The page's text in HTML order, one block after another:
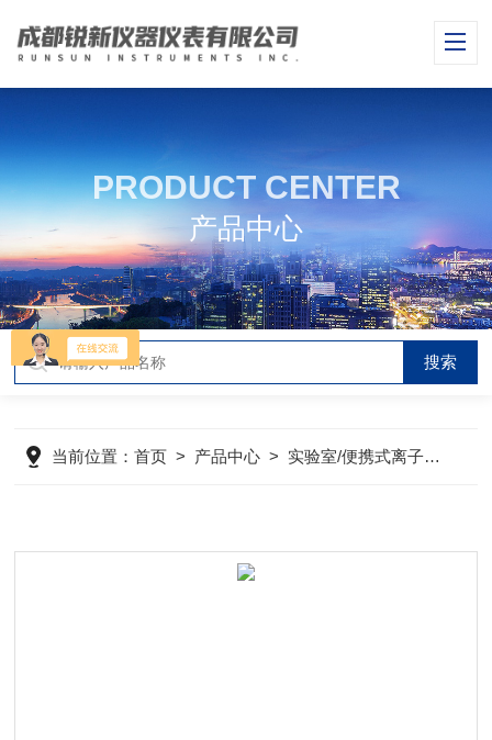
PRODUCT CENTER
产品中心
当前位置：首页 > 产品中心 > 实验室/便携式离子浓度计